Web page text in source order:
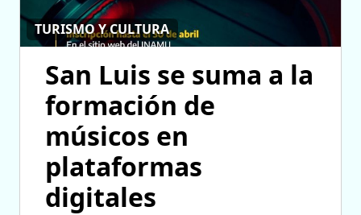
TURISMO Y CULTURA
San Luis se suma a la
formación de
músicos en
plataformas
digitales